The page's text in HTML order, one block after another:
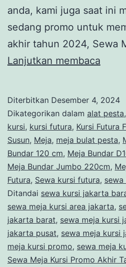
anda, kami juga saat ini
sedang promo untuk
akhir tahun 2024, Sewa
Lanjutkan membaca
Akhir
2024
Area
Diterbitkan Desember 4, 2024
Dikategorikan dalam alat pesta,
kursi, kursi futura, Kursi Futura
Susun, Meja, meja bulat pesta,
Bundar 120 cm, Meja Bundar
Meja Bundar Jumbo 220cm,
Futura, Sewa kursi futura, sewa
Ditandai sewa kursi jakarta
sewa meja kursi area jakarta,
jakarta barat, sewa meja kursi
jakarta pusat, sewa meja kursi
meja kursi promo, sewa meja
Sewa Meja Kursi Promo Akhir